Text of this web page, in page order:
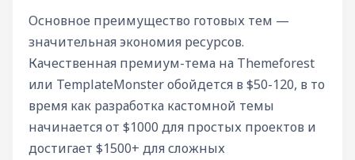
Основное преимущество готовых тем —
значительная экономия ресурсов.
Качественная премиум-тема на Themeforest
или TemplateMonster обойдется в $50-120, в то
время как разработка кастомной темы
начинается от $1000 для простых проектов и
достигает $1500+ для сложных